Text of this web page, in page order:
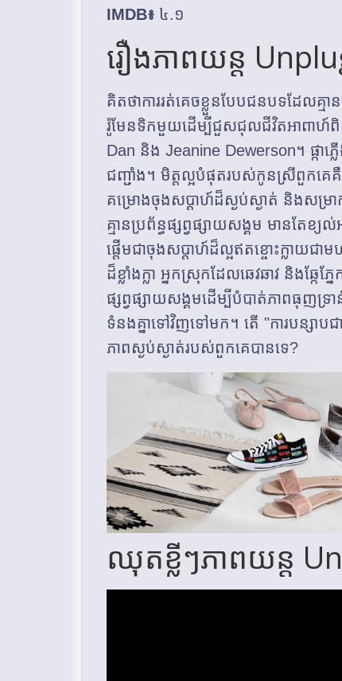
IMDB៖ ៤.១
រឿងភាពយន្ត
គិតថាការរត់គេចខ្លួនបែបជនបទដែលគ្ម
រ៉ូមែនទិកមួយដើម្បីជួសជុលជីវិតអាពាហ៍ពិ
Dan និង Jeanine Dewerson។ ផ្កា
ជញ្ជាំង។ មិត្តល្អបំផុតរបស់កូនស្រីពួកគ
គម្រោងចុងសប្តាហ៍ដ៏ស្ងប់ស្ងាត់ និងសម្រា
គ្មានប្រព័ន្ធផ្សព្វផ្សាយសង្គម មានតែខ្
ផ្តើមជាចុងសប្តាហ៍ដ៏ល្អឥតខ្ចោះក្លាយជ
ដ៏ខ្លាំងក្លា អ្នកស្រុកដែលឆេវឆាវ និងឆ្កែ
ផ្សព្វផ្សាយសង្គមដើម្បីបំបាត់ភាពធុញទ្រ
ទំនងគ្នាទៅវិញទៅមក។ តើ "ការបន្ស
ភាពស្ងប់ស្ងាត់របស់ពួកគេបានទេ?
ឈុតខ្លីៗភាពយន្ត